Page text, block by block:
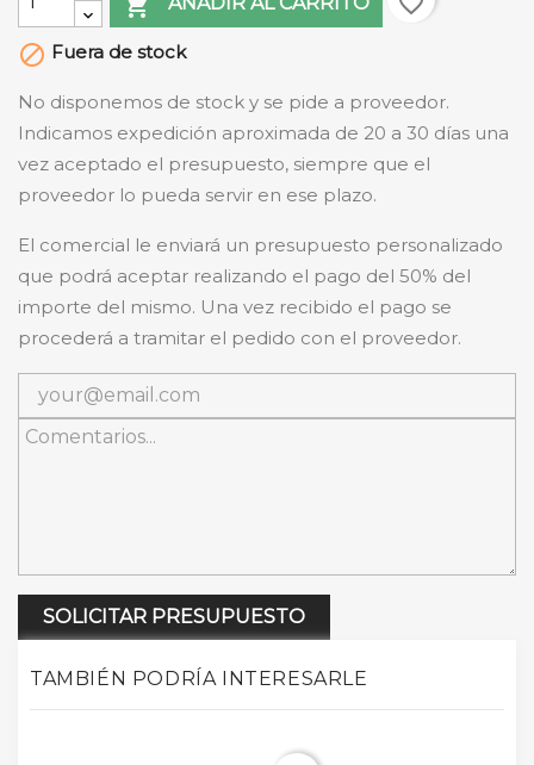

 Fuera de stock
No disponemos de stock y se pide a proveedor.
Indicamos expedición aproximada de 20 a 30 días una
vez aceptado el presupuesto, siempre que el
proveedor lo pueda servir en ese plazo.
El comercial le enviará un presupuesto personalizado
que podrá aceptar realizando el pago del 50% del
importe del mismo. Una vez recibido el pago se
procederá a tramitar el pedido con el proveedor.
SOLICITAR PRESUPUESTO
TAMBIÉN PODRÍA INTERESARLE